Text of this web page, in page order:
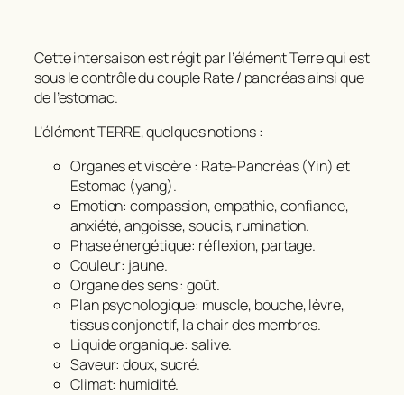
Cette intersaison est régit par l’élément Terre qui est
sous le contrôle du couple Rate / pancréas ainsi que
de l’estomac.
L’élément TERRE, quelques notions :
Organes et viscère : Rate-Pancréas (Yin) et
Estomac (yang).
Emotion: compassion, empathie, confiance,
anxiété, angoisse, soucis, rumination.
Phase énergétique: réflexion, partage.
Couleur: jaune.
Organe des sens : goût.
Plan psychologique: muscle, bouche, lèvre,
tissus conjonctif, la chair des membres.
Liquide organique: salive.
Saveur: doux, sucré.
Climat: humidité.